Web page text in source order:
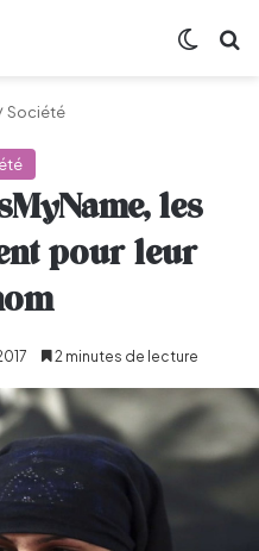
Société
les
pour leur
2 minutes de lecture